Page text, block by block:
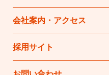
会社案内・アクセス
採用サイト